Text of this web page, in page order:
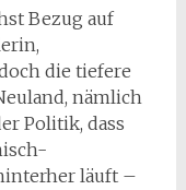
Bezug auf
die tiefere
nämlich
Politik, dass
läuft –